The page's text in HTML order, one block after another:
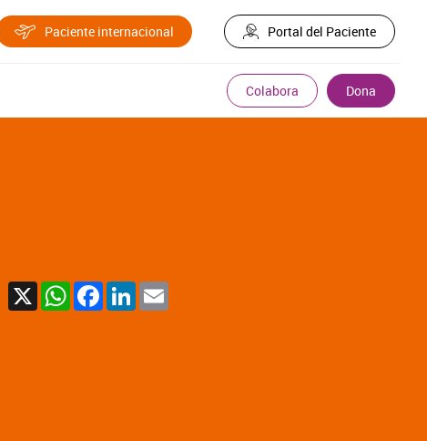
Paciente internacional Portal del Paciente
Colabora Dona
X WhatsAppFacebook
LinkedIn